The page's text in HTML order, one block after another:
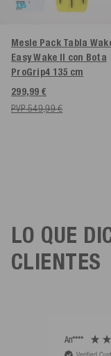
Mesle Pack Tabla
Easy Wake II con Bota
ProGrip4 135 cm
299,99 €
PVP 549,99 €
LO QUE
CLIENTES
An****